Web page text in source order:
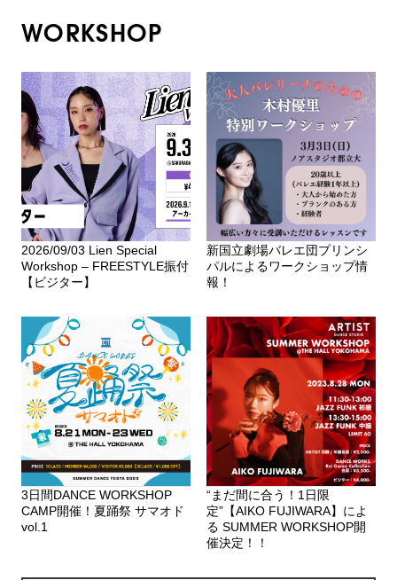
WORKSHOP
2026/09/03 Lien Special
Workshop – FREESTYLE振付
【ビジター】
新国立劇場バレエ団プリンシ
パルによるワークショップ情
報！
3日間DANCE WORKSHOP
CAMP開催！夏踊祭 サマオド
vol.1
“まだ間に合う！1日限
定”【AIKO FUJIWARA】によ
る SUMMER WORKSHOP開
催決定！！